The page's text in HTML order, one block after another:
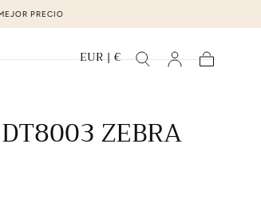
EUR | €
ZEBRA